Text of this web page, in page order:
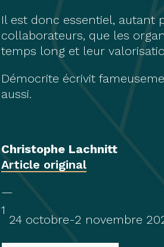
Il est donc essentiel, autant
collaborateurs, que les
temps long et leur
Démocrite écrivit
aussi.
Christophe Lachnitt
Article original
—
1
24 octobre-2 novembre